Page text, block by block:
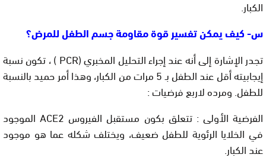
الكبار.
س- كيف يمكن تفسير قوة مقاومة جسم الطفل للمرض؟
تجدر الإشارة إلى أنه عند إجراء التحليل المخبري (PCR ) ، تكون نسبة
إيجابيته أقل عند الطفل بـ 5 مرات من الكبار، وهذا أمر حميد بالنسبة
للطفل. ومرده لاربع فرضيات :
الفرضية الأولى : تتعلق بكون مستقبل الفيروس ACE2 الموجود
في الخلايا الرئوية للطفل ضعيف، ويختلف شكله عما هو موجود
عند الكبار.